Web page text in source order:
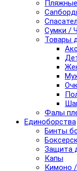
Сумки /
Товары
Фалы
Единоборства
Бинты
Защита
Капы
Кимоно